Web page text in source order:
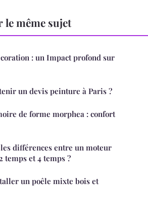
même sujet
: un Impact profond sur
un devis peinture à Paris ?
de forme morphea : confort
différences entre un moteur
temps et 4 temps ?
un poêle mixte bois et